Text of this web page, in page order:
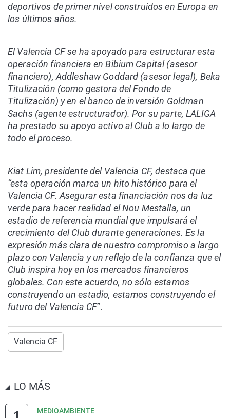
deportivos de primer nivel construidos en Europa en
los últimos años.
El Valencia CF se ha apoyado para estructurar esta
operación financiera en Bibium Capital (asesor
financiero), Addleshaw Goddard (asesor legal), Beka
Titulización (como gestora del Fondo de
Titulización) y en el banco de inversión Goldman
Sachs (agente estructurador). Por su parte, LALIGA
ha prestado su apoyo activo al Club a lo largo de
todo el proceso.
Kiat Lim, presidente del Valencia CF, destaca que
“esta operación marca un hito histórico para el
Valencia CF. Asegurar esta financiación nos da luz
verde para hacer realidad el Nou Mestalla, un
estadio de referencia mundial que impulsará el
crecimiento del Club durante generaciones. Es la
expresión más clara de nuestro compromiso a largo
plazo con Valencia y un reflejo de la confianza que el
Club inspira hoy en los mercados financieros
globales. Con este acuerdo, no sólo estamos
construyendo un estadio, estamos construyendo el
futuro del Valencia CF”.
Valencia CF
LO MÁS
MEDIOAMBIENTE